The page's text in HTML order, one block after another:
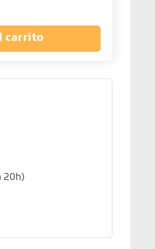
carrito
20h)